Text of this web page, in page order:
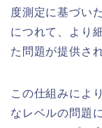
度測定に基づい
につれて、より
た問題が提供さ
この仕組みによ
なレベルの問題